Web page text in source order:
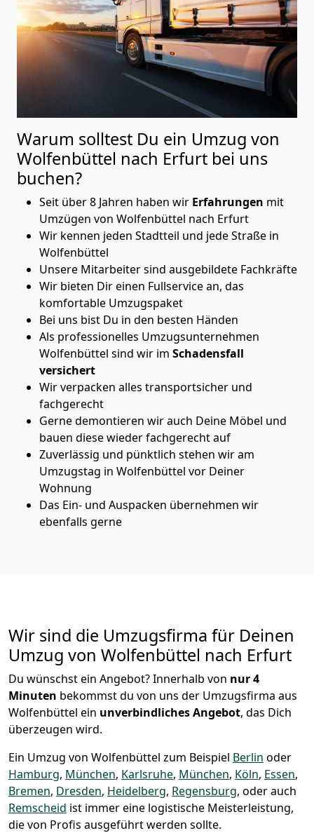
Warum solltest Du ein Umzug von
Wolfenbüttel nach Erfurt bei uns
buchen?
Seit über 8 Jahren haben wir Erfahrungen mit
Umzügen von Wolfenbüttel nach Erfurt
Wir kennen jeden Stadtteil und jede Straße in
Wolfenbüttel
Unsere Mitarbeiter sind ausgebildete Fachkräfte
Wir bieten Dir einen Fullservice an, das
komfortable Umzugspaket
Bei uns bist Du in den besten Händen
Als professionelles Umzugsunternehmen
Wolfenbüttel sind wir im Schadensfall
versichert
Wir verpacken alles transportsicher und
fachgerecht
Gerne demontieren wir auch Deine Möbel und
bauen diese wieder fachgerecht auf
Zuverlässig und pünktlich stehen wir am
Umzugstag in Wolfenbüttel vor Deiner
Wohnung
Das Ein- und Auspacken übernehmen wir
ebenfalls gerne
Wir sind die Umzugsfirma für Deinen
Umzug von Wolfenbüttel nach Erfurt
Du wünschst ein Angebot? Innerhalb von nur 4
Minuten bekommst du von uns der Umzugsfirma aus
Wolfenbüttel ein unverbindliches Angebot, das Dich
überzeugen wird.
Ein Umzug von Wolfenbüttel zum Beispiel Berlin oder
Hamburg, München, Karlsruhe, München, Köln, Essen,
Bremen, Dresden, Heidelberg, Regensburg, oder auch
Remscheid ist immer eine logistische Meisterleistung,
die von Profis ausgeführt werden sollte.